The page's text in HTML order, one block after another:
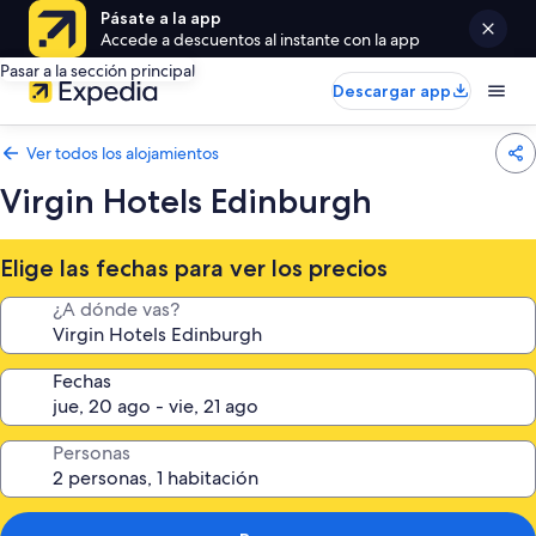
Pásate a la app
Accede a descuentos al instante con la app
Pasar a la sección principal
Descargar app
Ver todos los alojamientos
Virgin Hotels Edinburgh
Elige las fechas para ver los precios
¿A dónde vas?
Fechas
Personas